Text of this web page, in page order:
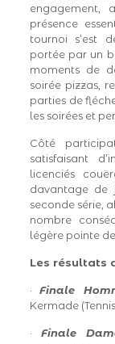
engagement,
présence
tournoi s’est
portée par un
moments de
soirée pizzas,
parties de
les soirées et
Côté
satisfaisant
licenciés
davantage de
seconde série,
nombre
légère pointe
Les résultats
·Finale
Kermade
· Finale